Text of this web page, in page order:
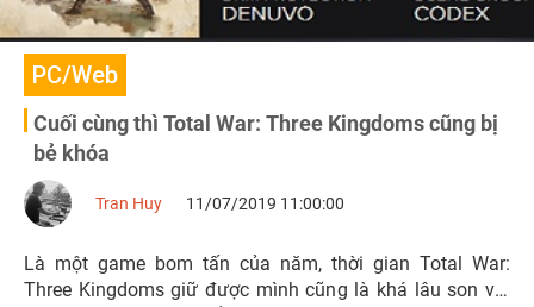
PC/Web
Cuối cùng thì Total War: Three Kingdoms cũng bị
bẻ khóa
Tran Huy 11/07/2019 11:00:00
Là một game bom tấn của năm, thời gian Total War:
Three Kingdoms giữ được mình cũng là khá lâu son với